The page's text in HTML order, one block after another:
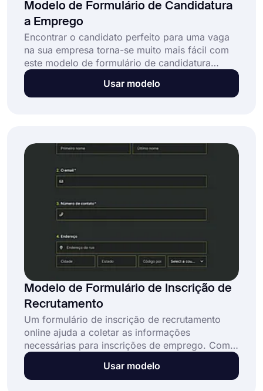
Modelo de Formulário de Candidatura
a Emprego
Encontrar o candidato perfeito para uma vaga
na sua empresa torna-se muito mais fácil com
este modelo de formulário de candidatura
digital bem projetado. Crie o seu formulário de
candidatura para:
Usar modelo
Modelo de Formulário de Inscrição de
Recrutamento
Um formulário de inscrição de recrutamento
online ajuda a coletar as informações
necessárias para inscrições de emprego. Com
um formulário de inscrição, os candidatos
podem compartilhar facilmente suas
Usar modelo